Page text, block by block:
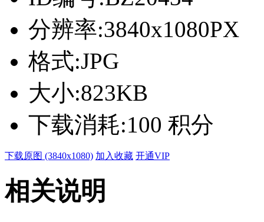
分辨率:3840x1080PX
格式:JPG
大小:823KB
下载消耗:100 积分
下载原图 (3840x1080) 加入收藏 开通VIP
相关说明